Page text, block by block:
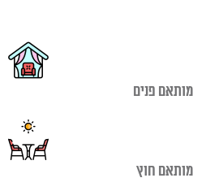
מותאם פנים
מותאם חוץ